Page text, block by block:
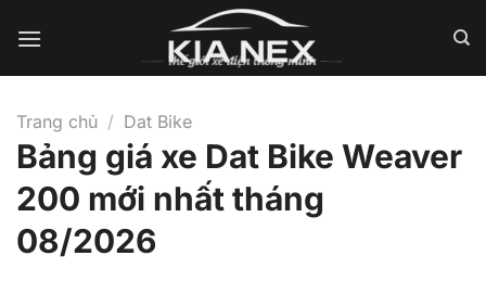
qua
Trang chủ / Dat Bike
Bảng giá xe Dat Bike Weaver
200 mới nhất tháng
08/2026